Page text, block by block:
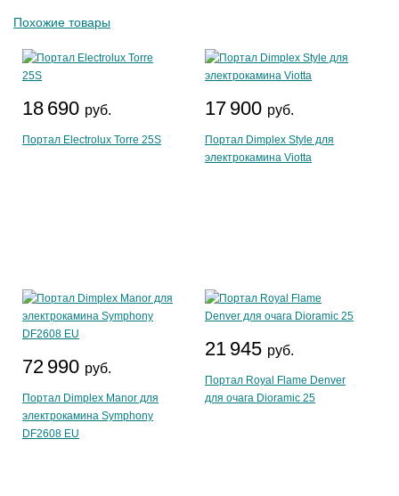
Похожие товары
18 690 руб.
Портал Electrolux Torre 25S
17 900 руб.
Портал Dimplex Style для
электрокамина Viotta
72 990 руб.
Портал Dimplex Manor для
электрокамина Symphony
DF2608 EU
21 945 руб.
Портал Royal Flame Denver
для очага Dioramic 25